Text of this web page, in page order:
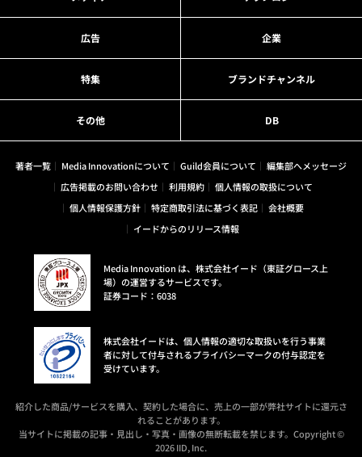
広告 企業
特集 ブランドチャンネル
その他 DB
著者一覧 Media Innovationについて Guild会員について
編集部へメッセージ
広告掲載のお問い合わせ
利用規約
個人情報の取扱について
個人情報保護方針
特定商取引法に基づく表記
会社概要
イードからのリリース情報
Media Innovation は、株式会社イード（東証グロース上
場）の運営するサービスです。
証券コード：6038
株式会社イードは、個人情報の適切な取扱いを行う事業
者に対して付与されるプライバシーマークの付与認定を
受けています。
紹介した商品/サービスを購入、契約した場合に、売上の一部が弊社サイトに還元さ
れることがあります。
当サイトに掲載の記事・見出し・写真・画像の無断転載を禁じます。Copyright ©
2026 IID, Inc.